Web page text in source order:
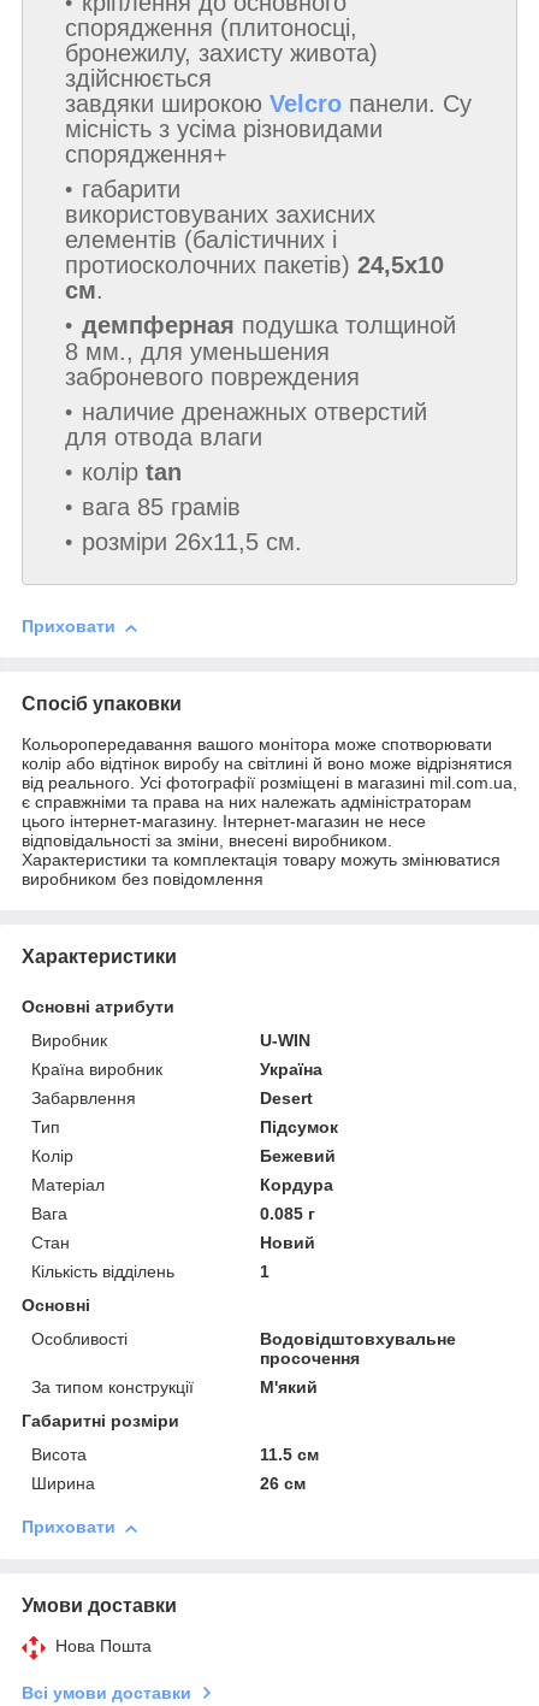
спорядження (плитоносці,
бронежилу, захисту живота)
здійснюється
завдяки широкою Velcro панели. Су
місність з усіма різновидами
спорядження+
габарити
використовуваних захисних
елементів (балістичних і
протиосколочних пакетів) 24,5х10
см.
демпферная подушка толщиной
8 мм., для уменьшения
заброневого повреждения
наличие дренажных отверстий
для отвода влаги
колір tan
вага 85 грамів
розміри 26х11,5 см.
Приховати
Спосіб упаковки
Кольоропередавання вашого монітора може спотворювати
колір або відтінок виробу на світлині й воно може відрізнятися
від реального. Усі фотографії розміщені в магазині mil.com.ua,
є справжніми та права на них належать адміністраторам
цього інтернет-магазину. Інтернет-магазин не несе
відповідальності за зміни, внесені виробником.
Характеристики та комплектація товару можуть змінюватися
виробником без повідомлення
Характеристики
Основні атрибути
Виробник
U-WIN
Країна виробник
Україна
Забарвлення
Desert
Тип
Підсумок
Колір
Бежевий
Матеріал
Кордура
Вага
0.085 г
Стан
Новий
Кількість відділень
1
Основні
Особливості
Водовідштовхувальне
просочення
За типом конструкції
М'який
Габаритні розміри
Висота
11.5 см
Ширина
26 см
Приховати
Умови доставки
Нова Пошта
Всі умови доставки